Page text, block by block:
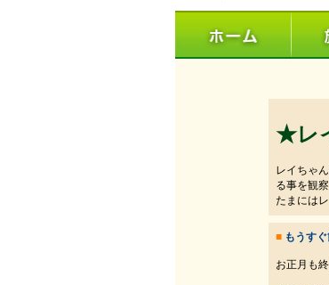
★レ
レイちゃ
る事を観
たまには
■ もうす
お正月も